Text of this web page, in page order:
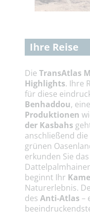
Ihre Reise
Die TransAtlas
Highlights. Ihre
für diese
Benhaddou,
Produktionen
der Kasbahs
anschließend die
grünen
erkunden Sie das
beginnt Ihr
Naturerlebnis.
des Anti-Atlas –